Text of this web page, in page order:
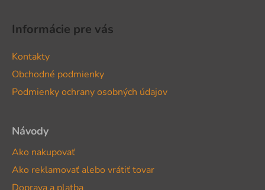
Informácie pre vás
Kontakty
Obchodné podmienky
Podmienky ochrany osobných údajov
Návody
Ako nakupovať
Ako reklamovať alebo vrátiť tovar